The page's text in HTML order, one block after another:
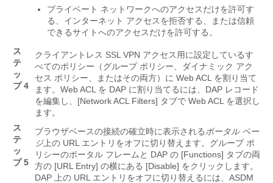
プライベート ネットワークへのアクセスだけを許可す
る、インターネット アクセスを拒否する、または信頼
できるサイトへのアクセスだけを許可する。
ス
テ
ッ
プ 4
クライアントレス SSL VPN アクセス用に設定しているす
べてのポリシー（グループ ポリシー、ダイナミック アク
セス ポリシー、またはその両方）に Web ACL を割り当て
ます。Web ACL を DAP に割り当てるには、DAP レコード
を編集し、[Network ACL Filters] タブで Web ACL を選択し
ます。
ス
テ
ッ
プ 5
ブラウザベースの接続の確立時に表示されるポータル ペー
ジ上の URL エントリをオフに切り替えます。グループ ポ
リシーのポータル フレームと DAP の [Functions] タブの両
方の [URL Entry] の横にある [Disable] をクリックします。
DAP 上の URL エントリをオフに切り替えるには、ASDM